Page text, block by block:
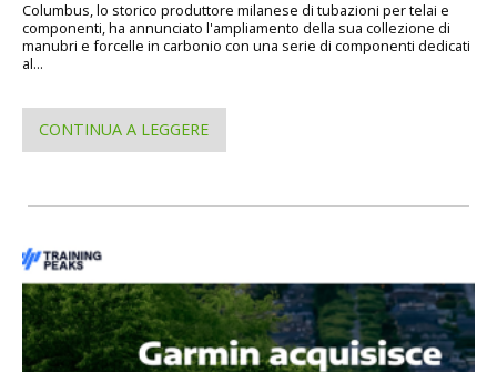
Columbus, lo storico produttore milanese di tubazioni per telai e
componenti, ha annunciato l'ampliamento della sua collezione di
manubri e forcelle in carbonio con una serie di componenti dedicati
al...
CONTINUA A LEGGERE